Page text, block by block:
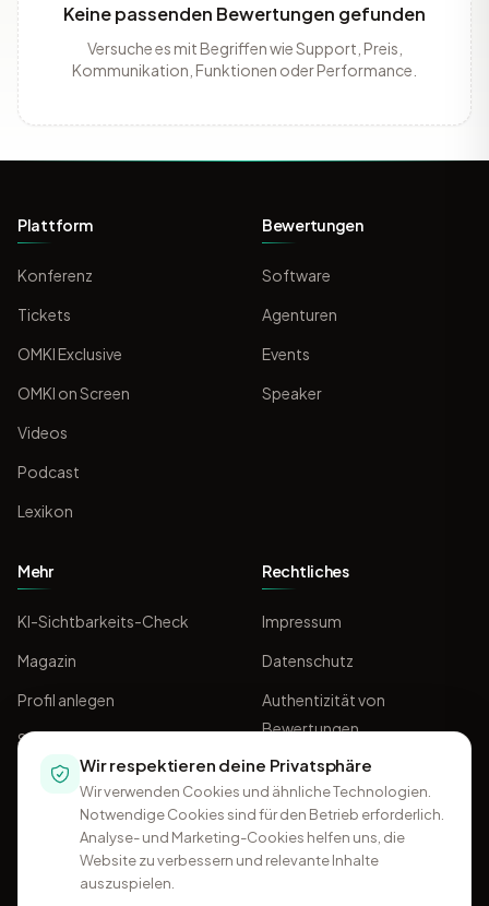
Keine passenden Bewertungen gefunden
Versuche es mit Begriffen wie Support, Preis,
Kommunikation, Funktionen oder Performance.
Plattform
Konferenz
Tickets
OMKI Exclusive
OMKI on Screen
Videos
Podcast
Lexikon
Bewertungen
Software
Agenturen
Events
Speaker
Mehr
KI-Sichtbarkeits-Check
Magazin
Profil anlegen
Sponsoring
Rechtliches
Impressum
Datenschutz
Authentizität von
Bewertungen
AGB
Wir respektieren deine Privatsphäre
Wir verwenden Cookies und ähnliche Technologien.
Notwendige Cookies sind für den Betrieb erforderlich.
Analyse- und Marketing-Cookies helfen uns, die
Website zu verbessern und relevante Inhalte
auszuspielen.